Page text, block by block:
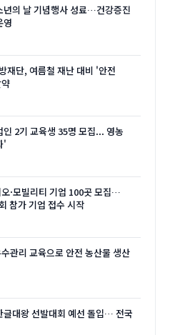
년의 날 기념행사 성료…건강증진
영
재단, 여름철 재난 대비 '안전
2기 교육생 35명 모집... 영농
'
·모빌리티 기업 100곳 모집…
참가 기업 접수 시작
관리 교육으로 안전 농산물 생산
글대왕 선발대회 예선 돌입… 전국